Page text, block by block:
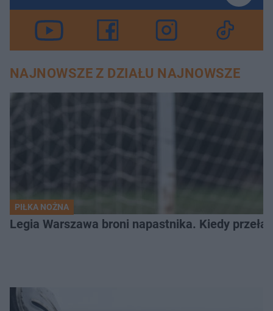
NAJNOWSZE Z DZIAŁU NAJNOWSZE
PIŁKA NOŻNA
Legia Warszawa broni napastnika. Kiedy